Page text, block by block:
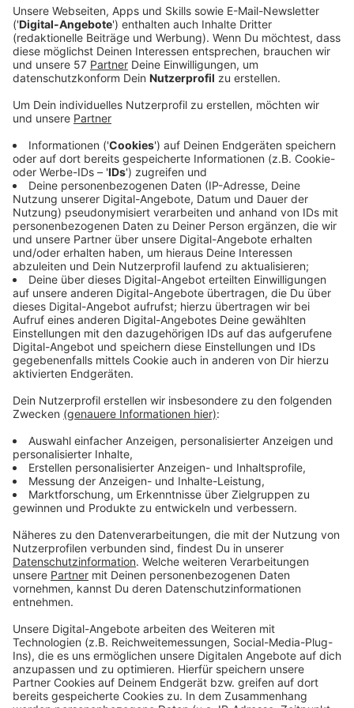
Ismail Harnafi verpflichtet.
Der 22-jährige Offensivspieler kommt vom 1. FC Düren
zum Tivoli.
Der vorne variabel einsetzbare Deutsch-Marokkaner
ist in der abgelaufenen Saison mit sieben Toren und
sieben Vorlagen in 32 Einsätzen der zweitbeste Scorer
des 1. FC Düren in der Regionalliga West gewesen.
Zum FCD ist er schon 2022 gestoßen, vorher hat er ein
Jahr für Fortuna Köln gespielt. Für Düren und den
Südstadt-Klub lief er insgesamt 54-mal in der
vierthöchsten Liga auf. Ausgebildet wurde Harnafi bei
Borussia Mönchengladbach, dort durchlief er bis
einschließlich der U19 sämtliche Jugendteams.
Stimmen:
Alemannia-Geschäftsführer und Sportdirektor Sascha
Eller: „Mit Ismail verpflichten wir einen talentierten und
äußerst interessanten Spieler, der viele Vereine durch
seine starken Leistungen auf sich aufmerksam
gemacht hat. Während der drei Spiele gegen uns in
dieser Saison haben wir gespürt, dass er eine echte
Verstärkung für uns sein kann. Jetzt freuen wir uns
sehr, dass der Wechsel geglückt ist und wir ihn in der
neuen Saison in Schwarz und Gelb auflaufen sehen.
Seine Qualitäten sind eine echte Bereicherung für uns.“
mit einer unfassbaren Energie auf und neben dem
Platz. Ich war beeindruckt, als ich mit Düren hier zum
Tivoli gekommen bin. Nun möchte ich selbst vor
diesen tollen Fans spielen und der Mannschaft
spannende Aufgabe in Liga drei, dazu noch bei so
einem Traditionsverein.“
Anzeige